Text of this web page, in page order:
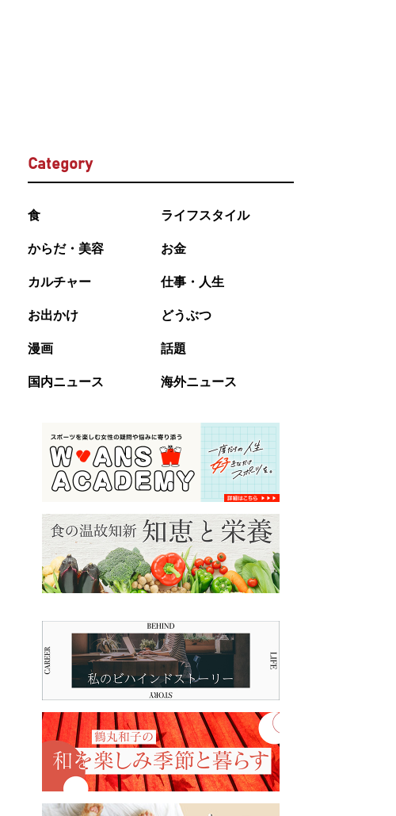
Category
食 ライフスタイル
からだ・美容 お金
カルチャー 仕事・人生
お出かけ どうぶつ
漫画 話題
国内ニュース 海外ニュース